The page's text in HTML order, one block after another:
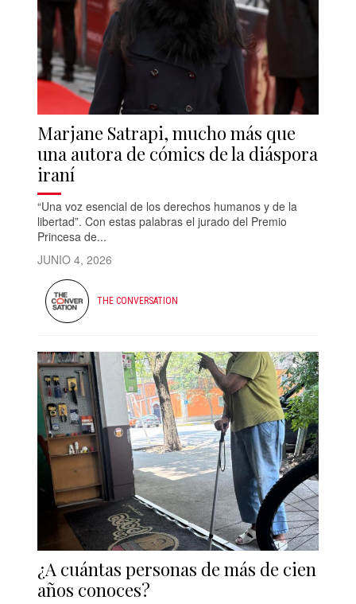
Marjane Satrapi, mucho más que
una autora de cómics de la diáspora
iraní
“Una voz esencial de los derechos humanos y de la
libertad”. Con estas palabras el jurado del Premio
Princesa de...
JUNIO 4, 2026
THE CONVERSATION
¿A cuántas personas de más de cien
años conoces?